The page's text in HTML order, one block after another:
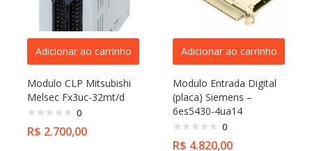
Adicionar ao carrinho
Modulo CLP Mitsubishi
Melsec Fx3uc-32mt/d
0
R$ 2.700,00
Adicionar ao carrinho
Modulo Entrada Digital
(placa) Siemens –
6es5430-4ua14
0
R$ 4.820,00